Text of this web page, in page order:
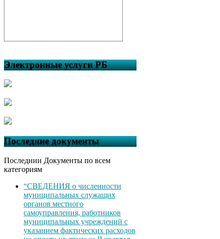
Электронные услуги РБ
Последние документы
Последнии Документы по всем
категориям
“СВЕДЕНИЯ о численности
муниципальных служащих
органов местного
самоуправления, работников
муниципальных учреждений с
указанием фактических расходов